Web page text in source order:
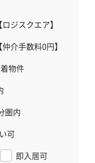
ジスクエア】
介手数料0円】
物件
圏内
可
即入居可